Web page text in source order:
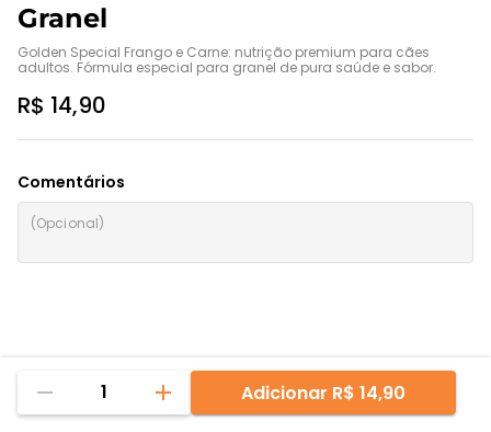
Granel
Golden Special Frango e Carne: nutrição premium para cães
adultos. Fórmula especial para granel de pura saúde e sabor.
R$ 14,90
Comentários
1 Adicionar R$ 14,90